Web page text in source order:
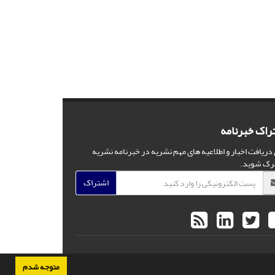
متوجه شدم
خبرنامه
دریافت اخبار و اطلاعیه های مهم نشریه در خبرنامه نشریه
شوید.
اشتراک